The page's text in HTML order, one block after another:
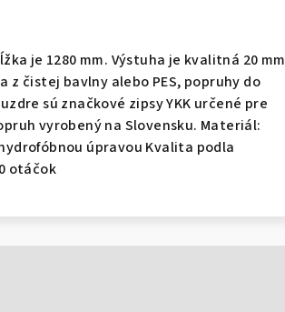
je 1280 mm. Výstuha je kvalitná 20 mm
z čistej bavlny alebo PES, popruhy do
sú značkové zipsy YKK určené pre
vyrobený na Slovensku. Materiál:
úpravou Kvalita podla
otáčok